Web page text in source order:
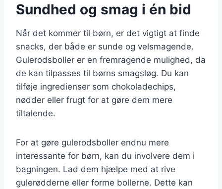
Sundhed og smag i én bid
Når det kommer til børn, er det vigtigt at finde
snacks, der både er sunde og velsmagende.
Gulerodsboller er en fremragende mulighed, da
de kan tilpasses til børns smagsløg. Du kan
tilføje ingredienser som chokoladechips,
nødder eller frugt for at gøre dem mere
tiltalende.
For at gøre gulerodsboller endnu mere
interessante for børn, kan du involvere dem i
bagningen. Lad dem hjælpe med at rive
gulerødderne eller forme bollerne. Dette kan